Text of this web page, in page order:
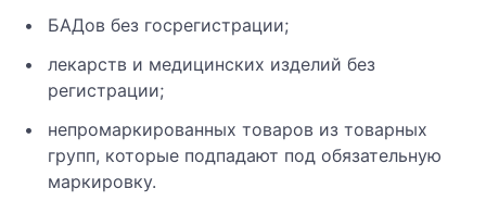
БАДов без госрегистрации;
лекарств и медицинских изделий без
регистрации;
непромаркированных товаров из товарных
групп, которые подпадают под обязательную
маркировку.